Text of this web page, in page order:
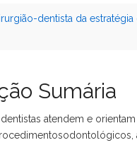
dentista da estratégia
Sumária
atendem e